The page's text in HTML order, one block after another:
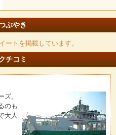
ぶやき
ートを掲載しています。
チコミ
。
のも
大人